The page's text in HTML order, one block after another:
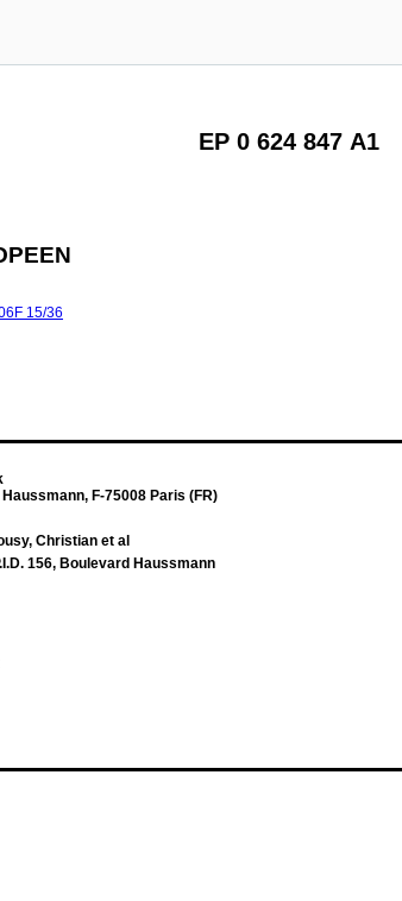
EP 0 624 847 A1
15/36
F-75008 Paris (FR)
Christian et al
156, Boulevard Haussmann